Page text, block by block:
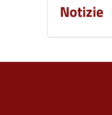
Notizie